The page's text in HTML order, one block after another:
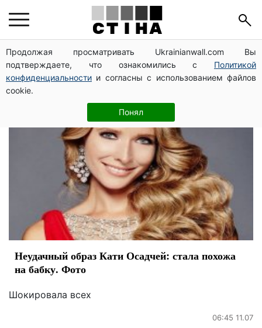
Продолжая просматривать Ukrainianwall.com Вы
подтверждаете, что ознакомились с Политикой
конфиденциальности и согласны с использованием файлов
cookie.
Понял
знаменитости
Неудачный образ Кати Осадчей: стала похожа
на бабку. Фото
Шокировала всех
06:45 11.07